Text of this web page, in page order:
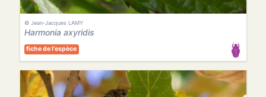
© Jean-Jacques LAMY
Harmonia axyridis
fiche de l'espèce